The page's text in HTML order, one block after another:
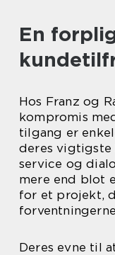
En
Hos Franz og
kompromis
tilgang er
deres vigtigste
service og
mere end blot
for et projekt,
Deres evne til